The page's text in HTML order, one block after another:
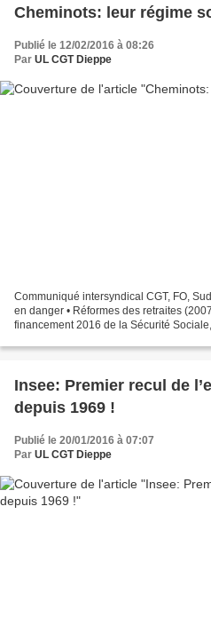
Cheminots: leur régime
Publié le 12/02/2016 à 08:26
Par UL CGT Dieppe
Communiqué intersyndical CGT, FO,
en danger • Réformes des retraites
financement 2016 de la Sécurité
Insee: Premier recul de
depuis 1969 !
Publié le 20/01/2016 à 07:07
Par UL CGT Dieppe